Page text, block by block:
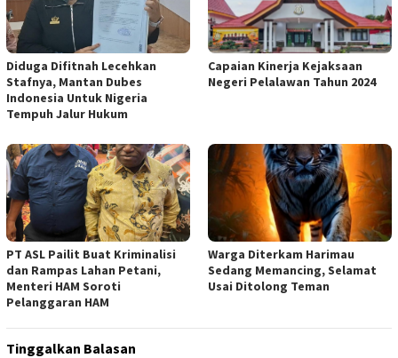
Diduga Difitnah Lecehkan
Stafnya, Mantan Dubes
Indonesia Untuk Nigeria
Tempuh Jalur Hukum
Capaian Kinerja Kejaksaan
Negeri Pelalawan Tahun 2024
PT ASL Pailit Buat Kriminalisi
dan Rampas Lahan Petani,
Menteri HAM Soroti
Pelanggaran HAM
Warga Diterkam Harimau
Sedang Memancing, Selamat
Usai Ditolong Teman
Tinggalkan Balasan